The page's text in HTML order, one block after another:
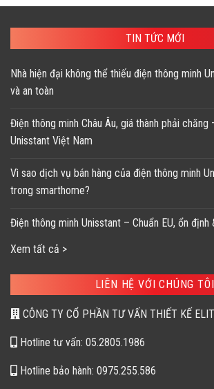
TIN TỨC MỚI
Nhà hiện đại không thể thiếu điện thông minh
và an toàn
Điện thông minh Châu Âu, giá thành phải chăng
Unisstant Việt Nam
Vì sao dịch vụ bán hàng của điện thông minh
trong smarthome?
Điện thông minh Unisstant – Chuẩn EU, ổn
Xem tất cả >
LIÊN HỆ VỚI CHÚNG TÔI
CÔNG TY CỔ PHẦN TƯ VẤN THIẾT KẾ
Hotline tư vấn: 05.2805.1986
Hotline bảo hành: 0975.255.586